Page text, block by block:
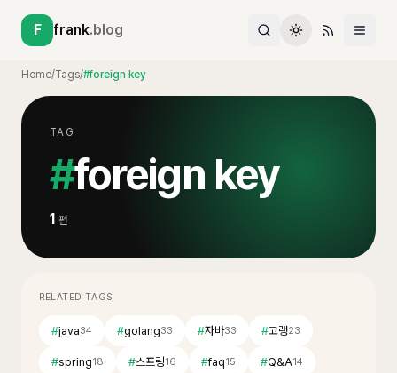
F frank.blog
Home/Tags/#foreign key
TAG
#foreign key
1 편
RELATED TAGS
#java34 #golang33 #자바33 #고랭23
#spring18 #스프링16 #faq15 #Q&A14